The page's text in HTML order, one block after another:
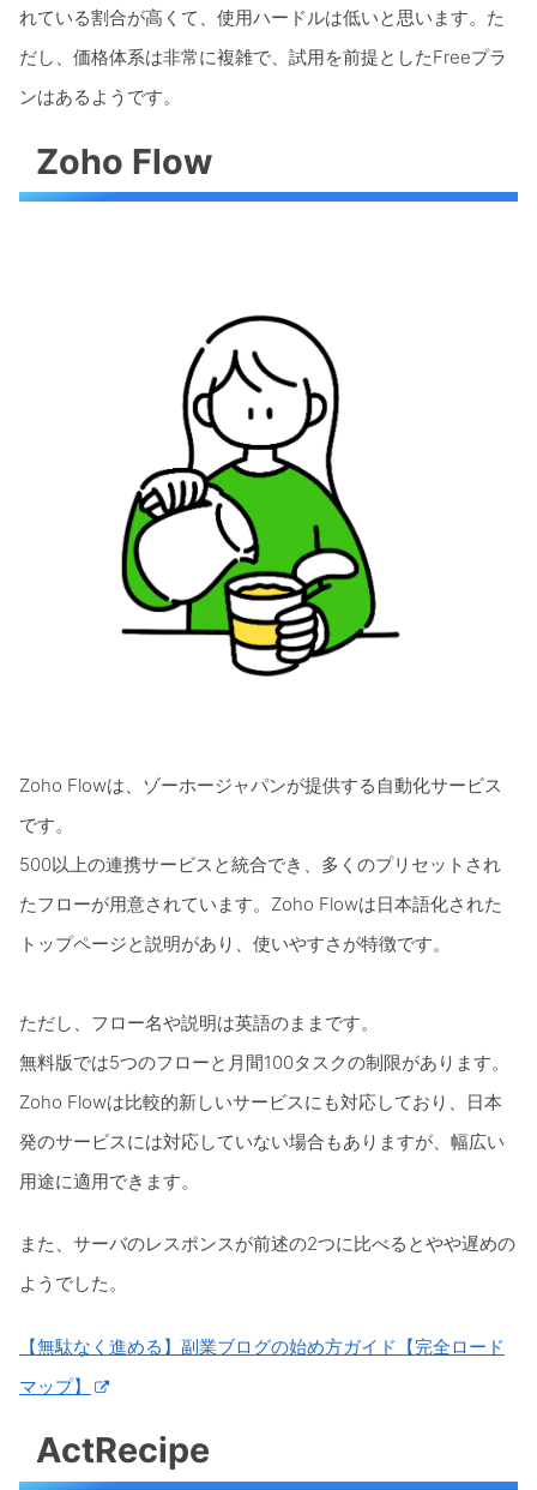
れている割合が高くて、使用ハードルは低いと思います。た
だし、価格体系は非常に複雑で、試用を前提としたFreeプラ
ンはあるようです。
Zoho Flow
Zoho Flowは、ゾーホージャパンが提供する自動化サービス
です。
500以上の連携サービスと統合でき、多くのプリセットされ
たフローが用意されています。Zoho Flowは日本語化された
トップページと説明があり、使いやすさが特徴です。
ただし、フロー名や説明は英語のままです。
無料版では5つのフローと月間100タスクの制限があります。
Zoho Flowは比較的新しいサービスにも対応しており、日本
発のサービスには対応していない場合もありますが、幅広い
用途に適用できます。
また、サーバのレスポンスが前述の2つに比べるとやや遅めの
ようでした。
【無駄なく進める】副業ブログの始め方ガイド【完全ロード
マップ】
ActRecipe